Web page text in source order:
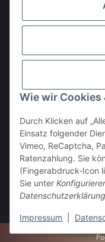
Wie wir Cookies
Durch Klicken auf
Einsatz folgender
Vimeo, ReCaptcha,
Ratenzahlung. Sie
(Fingerabdruck-Icon
Sie unter
Datenschutzerklärung
Impressum